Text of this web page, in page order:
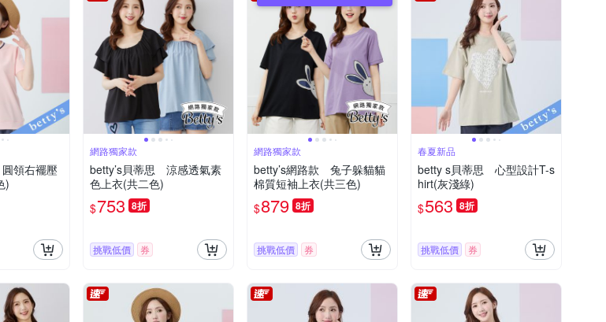
領右襬壓
)
網路獨家款
betty’s貝蒂思 涼感透氣素
色上衣(共二色)
$753 8折
挑戰低價 券
網路獨家款
betty’s網路款 兔子躲貓貓
棉質短袖上衣(共三色)
$879 8折
挑戰低價 券
春夏新品
betty s貝蒂思 心型設計T-s
hirt(灰淺綠)
$563 8折
挑戰低價 券